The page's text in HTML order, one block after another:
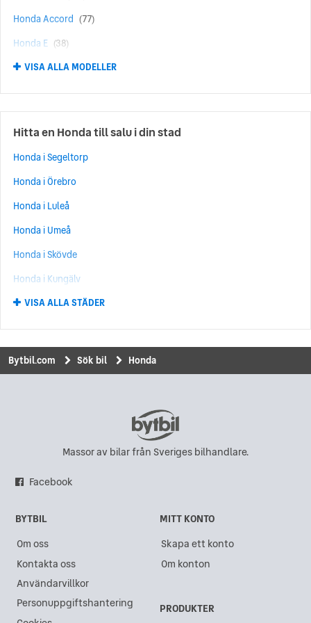
Honda Accord (77)
Honda E (38)
Honda ZR-V (28)
Honda FR-V (16)
Honda Insight (13)
Honda Odyssey (13)
Honda Prelude (12)
Honda CR-Z (6)
Honda CR-X (4)
Honda S2000
Honda Legend
Honda Integra (1)
Honda NSX (1)
VISA ALLA MODELLER
Hitta en Honda till salu i din stad
Honda i Segeltorp
Honda i Örebro
Honda i Luleå
Honda i Umeå
Honda i Skövde
Honda i Kungälv
Honda i Norrköping
Honda i Upplands Väsby
Honda i Uddevalla
Honda i Kungsbacka
Honda i Karlskrona
Honda i Göteborg
Honda i Akalla
Honda i Västra Frölunda
Honda i Ängelholm
VISA ALLA STÄDER
Bytbil.com Sök bil Honda
Massor av bilar från Sveriges bilhandlare.
Facebook
BYTBIL
Om oss
Kontakta oss
Användarvillkor
Personuppgiftshantering
MITT KONTO
Skapa ett konto
Om konton
PRODUKTER